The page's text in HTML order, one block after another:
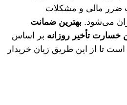
ضرر مالی و مشکلات
می‌شود. بهترین ضمانت
خسارت تأخیر روزانه بر اساس
تا از این طریق زیان خریدار